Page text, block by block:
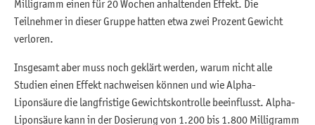
Milligramm einen für 20 Wochen anhaltenden Effekt. Die
Teilnehmer in dieser Gruppe hatten etwa zwei Prozent Gewicht
verloren.
Insgesamt aber muss noch geklärt werden, warum nicht alle
Studien einen Effekt nachweisen können und wie Alpha-
Liponsäure die langfristige Gewichtskontrolle beeinflusst. Alpha-
Liponsäure kann in der Dosierung von 1.200 bis 1.800 Milligramm